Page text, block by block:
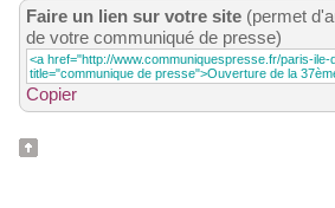
Faire un lien sur votre site (permet
de votre communiqué de presse)
Copier